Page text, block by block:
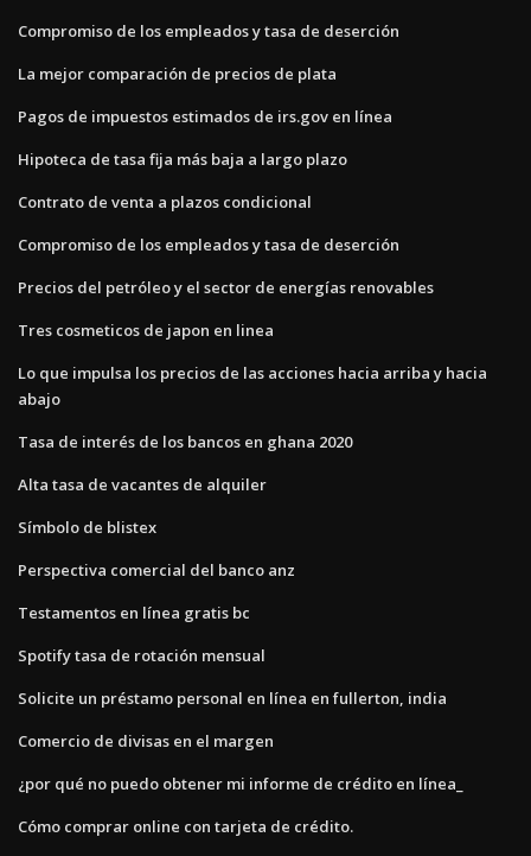
Compromiso de los empleados y tasa de deserción
La mejor comparación de precios de plata
Pagos de impuestos estimados de irs.gov en línea
Hipoteca de tasa fija más baja a largo plazo
Contrato de venta a plazos condicional
Compromiso de los empleados y tasa de deserción
Precios del petróleo y el sector de energías renovables
Tres cosmeticos de japon en linea
Lo que impulsa los precios de las acciones hacia arriba y hacia
abajo
Tasa de interés de los bancos en ghana 2020
Alta tasa de vacantes de alquiler
Símbolo de blistex
Perspectiva comercial del banco anz
Testamentos en línea gratis bc
Spotify tasa de rotación mensual
Solicite un préstamo personal en línea en fullerton, india
Comercio de divisas en el margen
¿por qué no puedo obtener mi informe de crédito en línea_
Cómo comprar online con tarjeta de crédito.